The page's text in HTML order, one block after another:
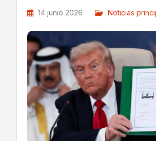
14 junio 2026 Noticias